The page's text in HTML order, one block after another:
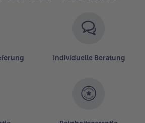
Individuelle Beratung